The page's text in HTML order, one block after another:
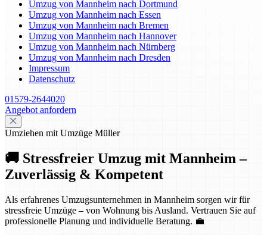
Umzug von Mannheim nach Dortmund
Umzug von Mannheim nach Essen
Umzug von Mannheim nach Bremen
Umzug von Mannheim nach Hannover
Umzug von Mannheim nach Nürnberg
Umzug von Mannheim nach Dresden
Impressum
Datenschutz
01579-2644020
Angebot anfordern
Umziehen mit Umzüge Müller
🚚 Stressfreier Umzug mit Mannheim –
Zuverlässig & Kompetent
Als erfahrenes Umzugsunternehmen in Mannheim sorgen wir für
stressfreie Umzüge – von Wohnung bis Ausland. Vertrauen Sie auf
professionelle Planung und individuelle Beratung. 💼